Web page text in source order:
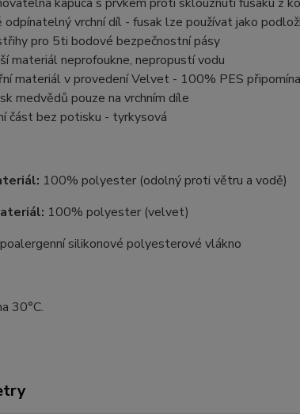
odpínatelný vrchní díl - fusak lze používat jako
pro 5ti bodové bezpečnostní pásy
materiál neprofoukne, nepropustí vodu
materiál v provedení Velvet - 100% PES
medvědů pouze na vrchním díle
část bez potisku - tyrkysová
100% polyester (odolný proti větru a vodě)
100% polyester (velvet)
silikonové polyesterové vlákno
30°C.